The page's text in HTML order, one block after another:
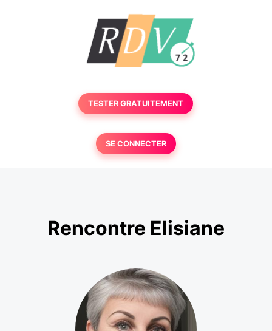
TESTER GRATUITEMENT
SE CONNECTER
Rencontre Elisiane